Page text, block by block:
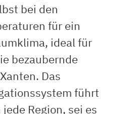
bei den
für ein
ideal für
bezaubernde
Das
führt
Region, sei es